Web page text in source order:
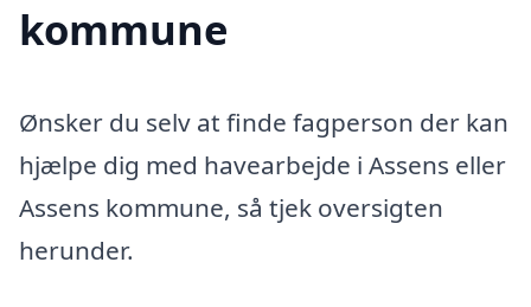
kommune
Ønsker du selv at finde fagperson der kan
hjælpe dig med havearbejde i Assens eller
Assens kommune, så tjek oversigten
herunder.